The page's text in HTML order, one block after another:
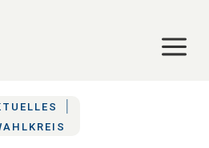
a
a
|